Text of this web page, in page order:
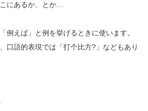
にあるか、とか…
例えば」と例を挙げるときに使います。
口語的表現では「打个比方?」などもあり